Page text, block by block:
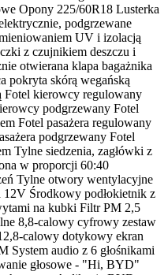
Opony 225/60R18 Lusterka
podgrzewane
UV i izolacją
z czujnikiem deszczu i
otwierana klapa bagażnika
pokryta skórą wegańską
Fotel kierowcy regulowany
podgrzewany Fotel
Fotel pasażera regulowany
podgrzewany Fotel
Tylne siedzenia, zagłówki z
w proporcji 60:40
Tylne otwory wentylacyjne
12V Środkowy podłokietnik z
na kubki Filtr PM 2,5
8,8-calowy cyfrowy zestaw
calowy dotykowy ekran
audio z 6 głośnikami
głosowe - "Hi, BYD"